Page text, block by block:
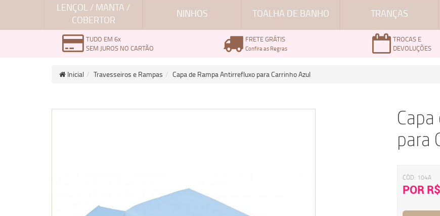
LENÇOL / MANTA /
COBERTOR
NINHOS TOALHA DE BANHO TRANÇAS
TUDO EM 6x
SEM JUROS NO CARTÃO
FRETE GRÁTIS
Confira as Regras
TROCAS E
DEVOLUÇÕES
Inicial Travesseiros e Rampas Capa de Rampa Antirrefluxo para Carrinho Azul
para
CÓD: 104A
POR